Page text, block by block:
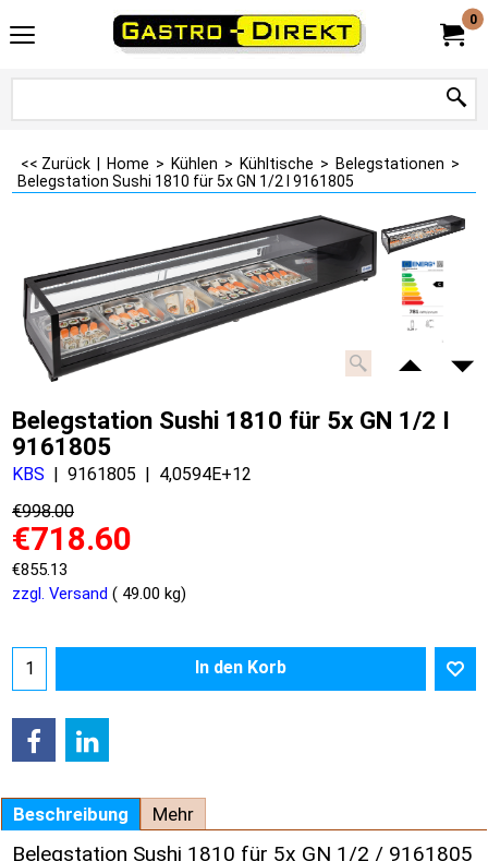
0
<< Zurück Home > Kühlen > Kühltische > Belegstationen >
Belegstation Sushi 1810 für 5x GN 1/2 I 9161805
Belegstation Sushi 1810 für 5x GN 1/2 I
9161805
KBS 9161805
4,0594E+12
€998.00
€718.60
€855.13
zzgl. Versand
49.00 kg
In den Korb
Beschreibung Mehr
Belegstation Sushi 1810 für 5x GN 1/2 / 9161805